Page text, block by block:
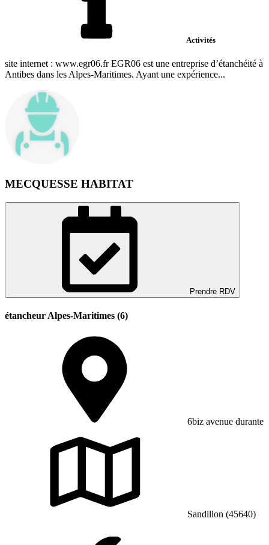
Activités
site internet : www.egr06.fr EGR06 est une entreprise d’étanchéité à
Antibes dans les Alpes-Maritimes. Ayant une expérience...
MECQUESSE HABITAT
Prendre RDV
étancheur Alpes-Maritimes (6)
6biz avenue durante
Sandillon (45640)